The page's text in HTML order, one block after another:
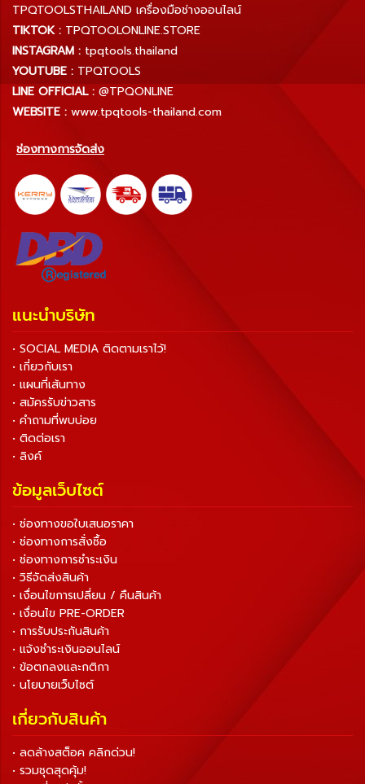
TPQTOOLSTHAILAND เครื่องมือช่างออนไลน์
TIKTOK : TPQTOOLONLINE.STORE
INSTAGRAM : tpqtools.thailand
YOUTUBE : TPQTOOLS
LINE OFFICIAL : @TPQONLINE
WEBSITE : www.tpqtools-thailand.com
ช่องทางการจัดส่ง
แนะนำบริษัท
• SOCIAL MEDIA ติดตามเราไว้!
• เกี่ยวกับเรา
• แผนที่เส้นทาง
• สมัครรับข่าวสาร
• คำถามที่พบบ่อย
• ติดต่อเรา
• ลิงค์
ข้อมูลเว็บไซต์
• ช่องทางขอใบเสนอราคา
• ช่องทางการสั่งซื้อ
• ช่องทางการชำระเงิน
• วิธีจัดส่งสินค้า
• เงื่อนไขการเปลี่ยน / คืนสินค้า
• เงื่อนไข PRE-ORDER
• การรับประกันสินค้า
• แจ้งชำระเงินออนไลน์
• ข้อตกลงและกติกา
• นโยบายเว็บไซต์
เกี่ยวกับสินค้า
• ลดล้างสต็อค คลิกด่วน!
• รวมชุดสุดคุ้ม!